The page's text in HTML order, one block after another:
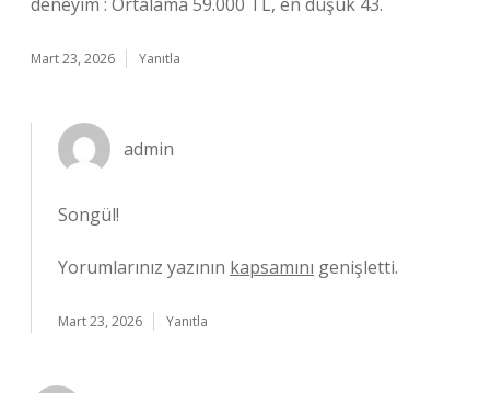
Mart 23, 2026 Yanıtla
admin
Songül!
Yorumlarınız yazının kapsamını genişletti.
Mart 23, 2026 Yanıtla